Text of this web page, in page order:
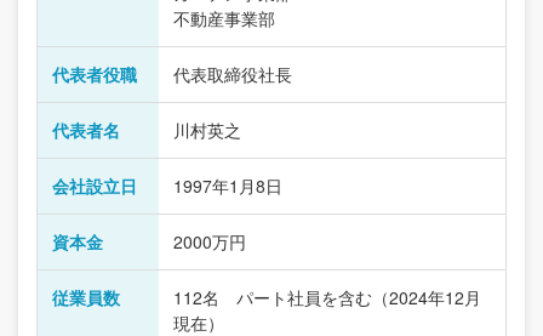
不動産事業部
代表者役職 代表取締役社長
代表者名 川村英之
会社設立日 1997年1月8日
資本金 2000万円
従業員数
112名 パート社員を含む（2024年12月
現在）